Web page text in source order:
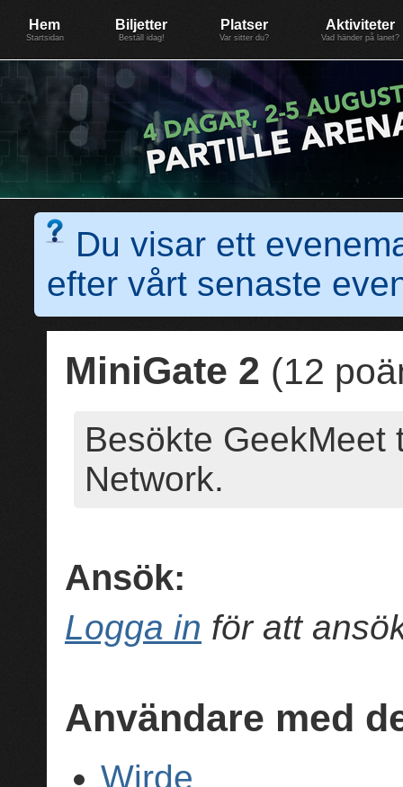
Hem
Startsidan
Biljetter
Beställ idag!
Platser
Var sitter du?
Aktiviteter
Vad händer på lanet?
Du visar ett
efter vårt senaste
MiniGate 2 (12
Besökte GeekMeet
Network.
Ansök:
Logga in för att
Användare med
Wirde